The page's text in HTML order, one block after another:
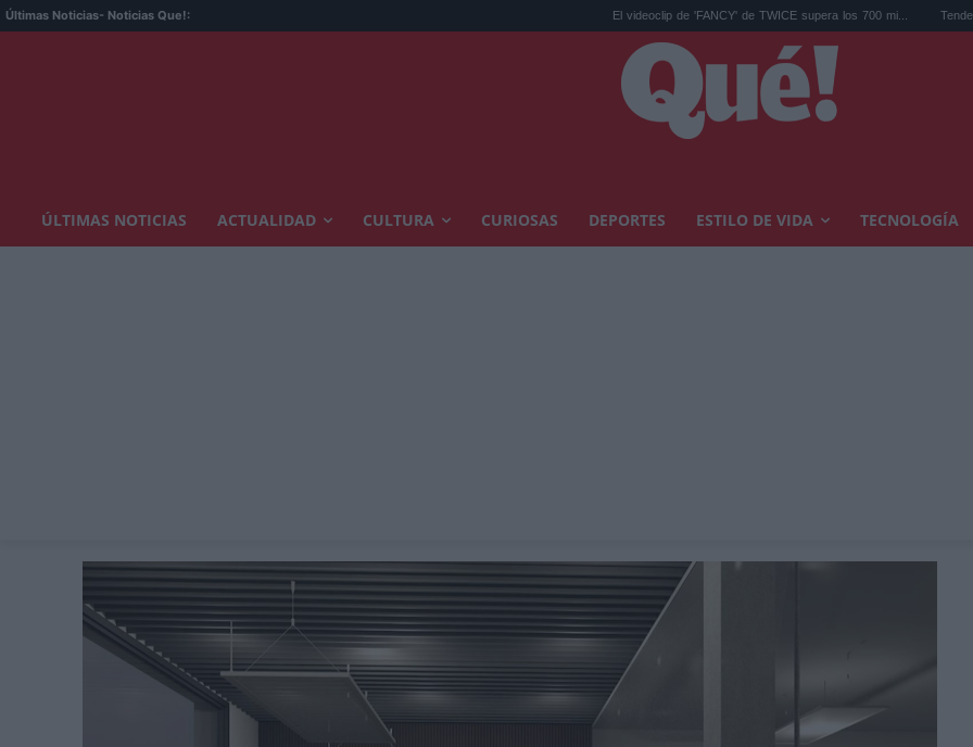
Últimas Noticias- Noticias Que!: El videoclip de 'FANCY' de TWICE supera los 700 mi... Tendencias
ÚLTIMAS NOTICIAS ACTUALIDAD CULTURA CURIOSAS DEPORTES ESTILO DE VIDA TECNOLOGÍA